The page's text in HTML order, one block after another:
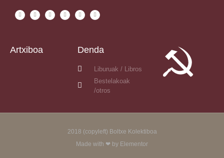
Artxiboa Denda
Liburuak / Libros
Bestelakoak
/otros
2018 (copyleft) Boltxe Kolektiboa
Made with ❤ by Elementor